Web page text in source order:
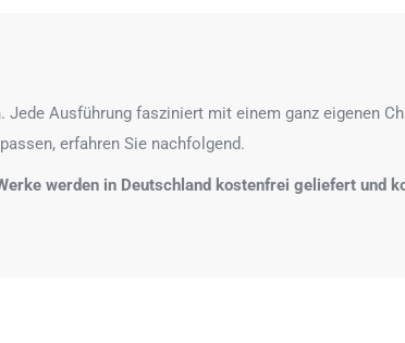
Jede Ausführung fasziniert mit einem ganz eigenen
erfahren Sie nachfolgend.
werden in Deutschland kostenfrei geliefert und